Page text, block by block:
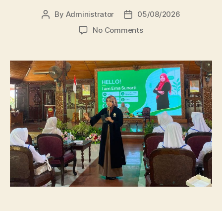
Post
By Administrator
Post05/08/2026
No Commentson
Unissula
Bekali
Mahasiswa
Kebidanan
Blora
Etika
dan
Keterampilan
Public
Speaking